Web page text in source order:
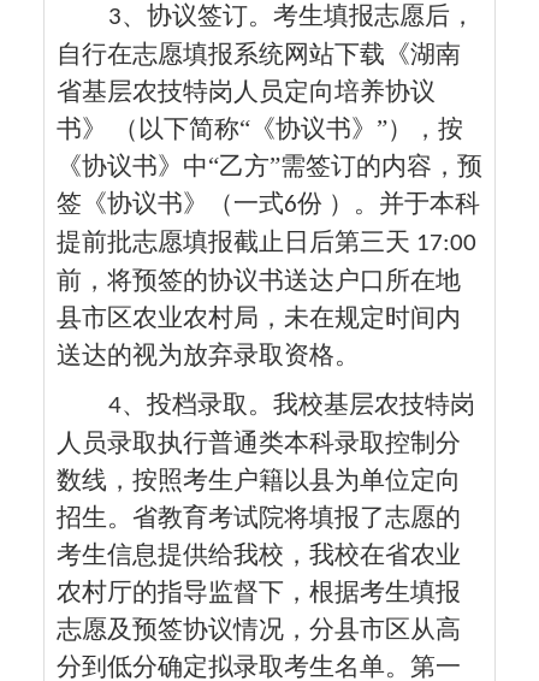
3、协议签订。考生填报志愿后，
自行在志愿填报系统网站下载《湖南
省基层农技特岗人员定向培养协议
书》 （以下简称“《协议书》”），按
《协议书》中“乙方”需签订的内容，预
签《协议书》（一式6份 ）。并于本科
提前批志愿填报截止日后第三天 17:00
前，将预签的协议书送达户口所在地
县市区农业农村局，未在规定时间内
送达的视为放弃录取资格。
4、投档录取。我校基层农技特岗
人员录取执行普通类本科录取控制分
数线，按照考生户籍以县为单位定向
招生。省教育考试院将填报了志愿的
考生信息提供给我校，我校在省农业
农村厅的指导监督下，根据考生填报
志愿及预签协议情况，分县市区从高
分到低分确定拟录取考生名单。第一